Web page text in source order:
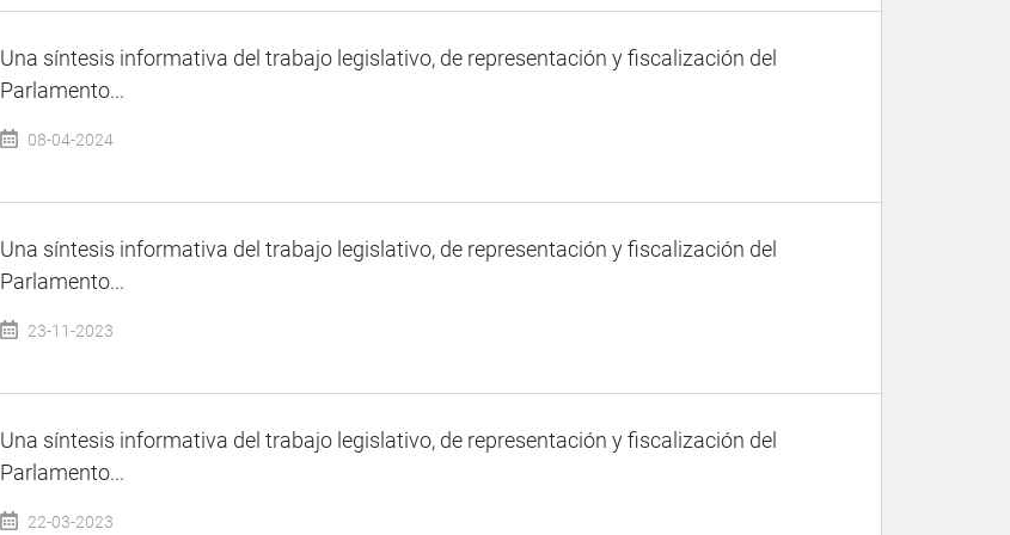
Una síntesis informativa del trabajo legislativo, de representación y fiscalización del
Parlamento...
08-04-2024
Una síntesis informativa del trabajo legislativo, de representación y fiscalización del
Parlamento...
23-11-2023
Una síntesis informativa del trabajo legislativo, de representación y fiscalización del
Parlamento...
22-03-2023